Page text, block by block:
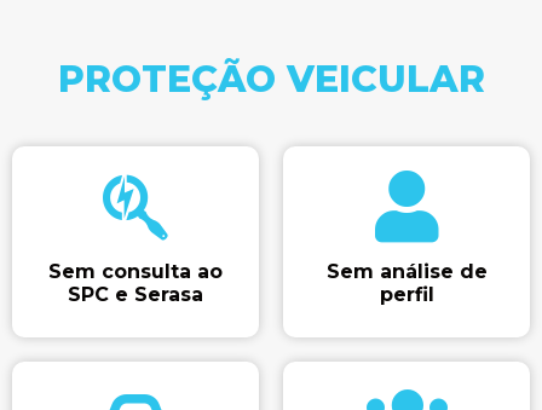
PROTEÇÃO VEICULAR
Sem consulta ao
SPC e Serasa​
Sem análise de
perfil​